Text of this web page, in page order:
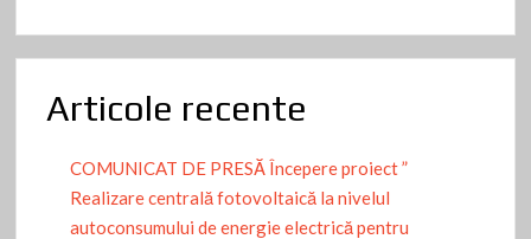
Articole recente
COMUNICAT DE PRESĂ Începere proiect ”
Realizare centrală fotovoltaică la nivelul
autoconsumului de energie electrică pentru